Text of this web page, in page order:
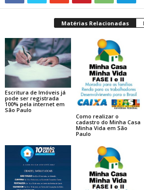
Matérias Relacionadas
Escritura de Imóveis já
pode ser registrada
100% pela internet em
São Paulo
Como realizar o
cadastro do Minha Casa
Minha Vida em São
Paulo